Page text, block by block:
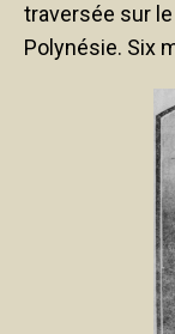
traversée sur le
Polynésie. Six